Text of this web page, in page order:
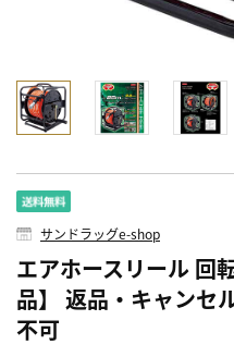
サンドラッグe-shop
エアホースリール 回
品】 返品・キャンセ
不可